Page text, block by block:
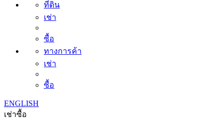
ที่ดิน
เช่า
ซื้อ
ทางการค้า
เช่า
ซื้อ
ENGLISH
เช่าซื้อ